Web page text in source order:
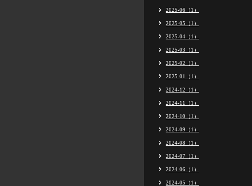
2025-06（1）
2025-05（1）
2025-04（1）
2025-03（1）
2025-02（1）
2025-01（1）
2024-12（1）
2024-11（1）
2024-10（1）
2024-09（1）
2024-08（1）
2024-07（1）
2024-06（1）
2024-05（1）